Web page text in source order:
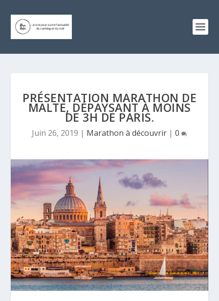
PRÉSENTATION MARATHON DE
MALTE, DÉPAYSANT À MOINS
DE 3H DE PARIS.
Juin 26, 2019 | Marathon à découvrir | 0